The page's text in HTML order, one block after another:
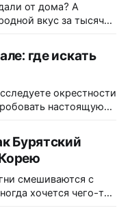
от дома? А
вкус за тысячи
мечта сбылась –
я
– кафешке с
где искать
окрестности
настоящую
и заглянуть в
иногда самые
где мы меньше всего
Бурятский
смешиваются с
хочется чего-то